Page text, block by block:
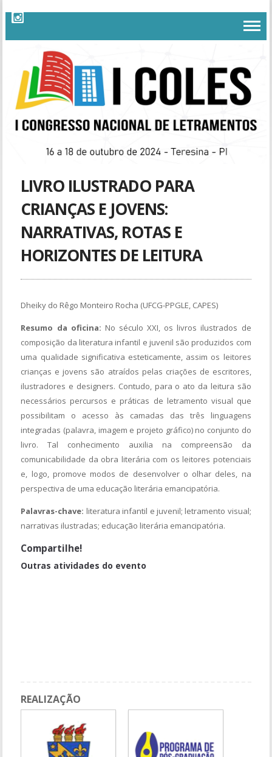
LIVRO ILUSTRADO PARA
CRIANÇAS E JOVENS:
NARRATIVAS, ROTAS E
HORIZONTES DE LEITURA
Dheiky do Rêgo Monteiro Rocha (UFCG-PPGLE, CAPES)
Resumo da oficina: No século XXI, os livros ilustrados de
composição da literatura infantil e juvenil são produzidos com
uma qualidade significativa esteticamente, assim os leitores
crianças e jovens são atraídos pelas criações de escritores,
ilustradores e designers. Contudo, para o ato da leitura são
necessários percursos e práticas de letramento visual que
possibilitam o acesso às camadas das três linguagens
integradas (palavra, imagem e projeto gráfico) no conjunto do
livro. Tal conhecimento auxilia na compreensão da
comunicabilidade da obra literária com os leitores potenciais
e, logo, promove modos de desenvolver o olhar deles, na
perspectiva de uma educação literária emancipatória.
Palavras-chave: literatura infantil e juvenil; letramento visual;
narrativas ilustradas; educação literária emancipatória.
Compartilhe!
Outras atividades do evento
REALIZAÇÃO